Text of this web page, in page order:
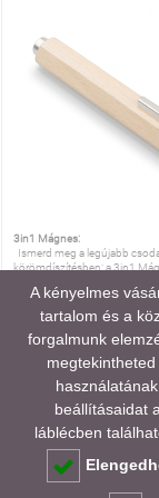
3in1 Mágnes:
Ismerd meg a legújabb
körömdíszítésben: a 3in1
3IN1 MÁGNES
880 HUF
Nincs
A kényelmes
tartalom és a
forgalmunk
megtekintheted
beállításaidat
láblécben